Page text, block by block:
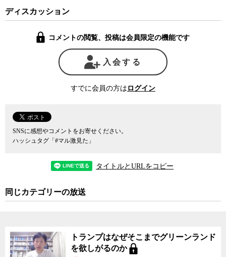
ディスカッション
コメントの閲覧、投稿は会員限定の機能です
入会する
すでに会員の方は ログイン
SNSに感想やコメントをお寄せください。
ハッシュタグ「#マル激見た」
タイトルとURLをコピー
同じカテゴリーの放送
トランプはなぜそこまでグリーンランド
を欲しがるのか